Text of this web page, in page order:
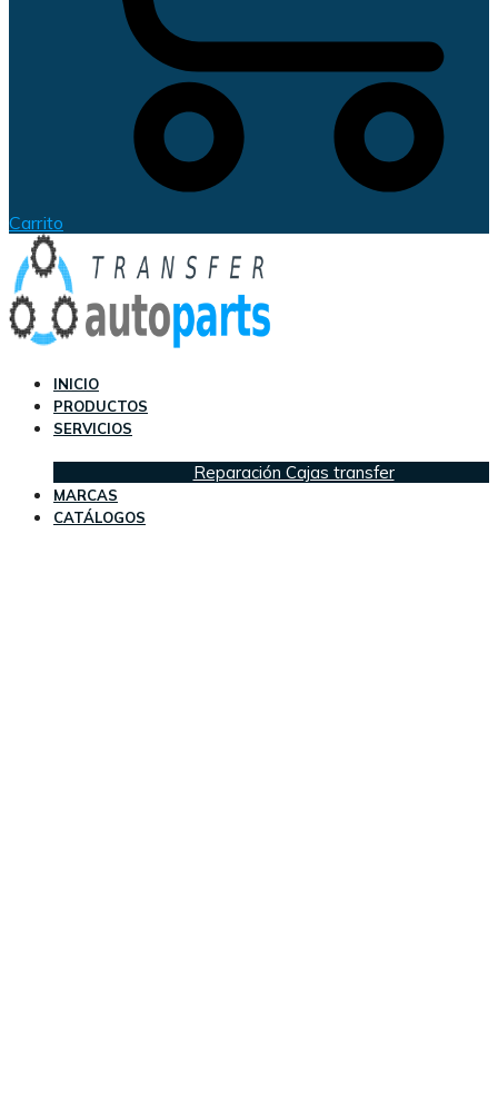
Carrito
INICIO
PRODUCTOS
SERVICIOS
Reparación Cajas transfer
MARCAS
CATÁLOGOS